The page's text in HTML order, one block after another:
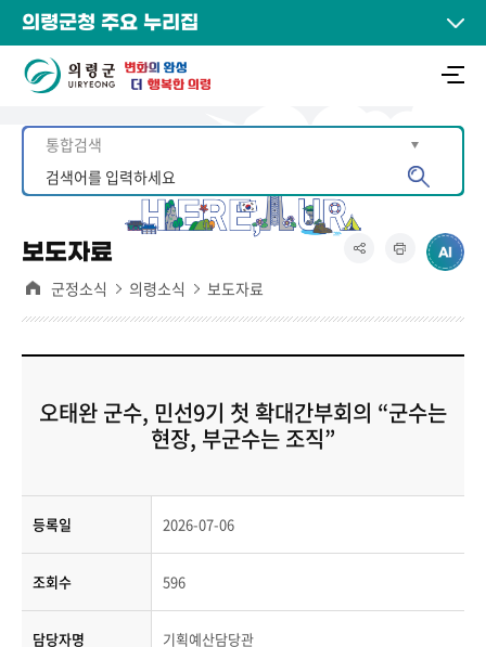
의령군청 주요 누리집
보도자료
군정소식 의령소식 보도자료
오태완 군수, 민선9기 첫 확대간부회의 “군수는
현장, 부군수는 조직”
등록일 2026-07-06
조회수 596
담당자명 기획예산담당관